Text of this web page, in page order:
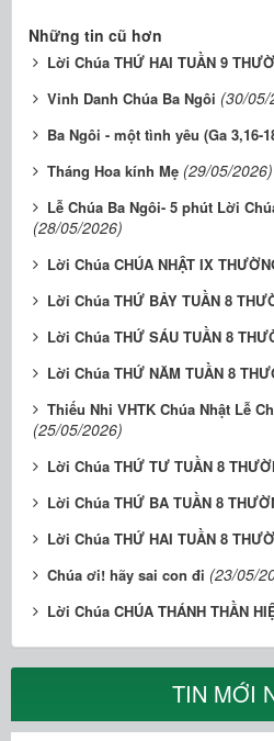
Những tin cũ hơn
Lời Chúa THỨ HAI TUẦN 9
Vinh Danh Chúa Ba Ngôi (30/05/
Ba Ngôi - một tình yêu (Ga 3,16-
Tháng Hoa kính Mẹ (29/05/2026)
Lễ Chúa Ba Ngôi- 5 phút Lời
(28/05/2026)
Lời Chúa CHÚA NHẬT IX
Lời Chúa THỨ BẢY TUẦN 8
Lời Chúa THỨ SÁU TUẦN 8
Lời Chúa THỨ NĂM TUẦN 8
Thiếu Nhi VHTK Chúa Nhật Lễ
(25/05/2026)
Lời Chúa THỨ TƯ TUẦN 8
Lời Chúa THỨ BA TUẦN 8
Lời Chúa THỨ HAI TUẦN 8
Chúa ơi! hãy sai con đi (23/05/
Lời Chúa CHÚA THÁNH THẦN
TIN MỚI